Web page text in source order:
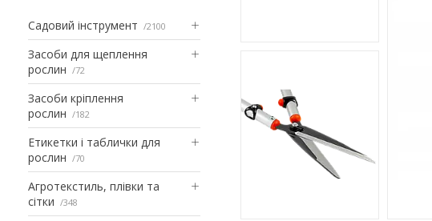
Садовий інструмент 2100
Засоби для щеплення
рослин
72
Засоби кріплення
рослин
182
Етикетки і таблички для
рослин
70
Агротекстиль, плівки та
сітки
348